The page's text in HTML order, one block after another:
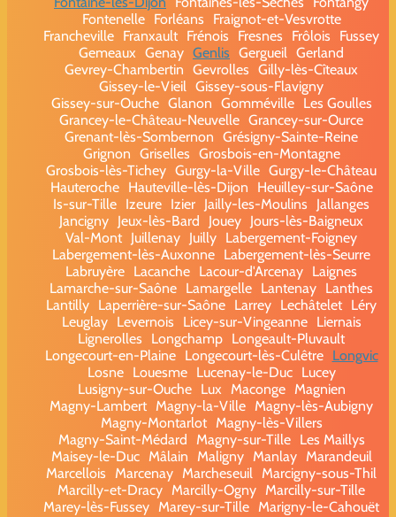
Fontenelle
Forléans
Fraignot-et-Vesvrotte
Francheville Franxault Frénois Fresnes Frôlois
Fussey
Gemeaux Genay Genlis Gergueil Gerland
Gevrey-Chambertin Gevrolles Gilly-lès-Cîteaux
Gissey-le-Vieil Gissey-sous-Flavigny
Gissey-sur-Ouche Glanon Gomméville
Les Goulles
Grancey-le-Château-Neuvelle Grancey-sur-Ource
Grenant-lès-Sombernon Grésigny-Sainte-Reine
Grignon Griselles Grosbois-en-Montagne
Grosbois-lès-Tichey Gurgy-la-Ville Gurgy-le-Château
Hauteroche
Hauteville-lès-Dijon
Heuilley-sur-Saône
Is-sur-Tille Izeure Izier Jailly-les-Moulins
Jallanges
Jancigny Jeux-lès-Bard Jouey Jours-lès-Baigneux
Val-Mont Juillenay Juilly Labergement-Foigney
Labergement-lès-Auxonne Labergement-lès-Seurre
Labruyère Lacanche Lacour-d'Arcenay Laignes
Lamarche-sur-Saône Lamargelle Lantenay Lanthes
Lantilly Laperrière-sur-Saône Larrey Lechâtelet Léry
Leuglay
Levernois Licey-sur-Vingeanne
Liernais
Lignerolles
Longchamp Longeault-Pluvault
Longecourt-en-Plaine
Longecourt-lès-Culêtre
Longvic
Losne
Louesme Lucenay-le-Duc
Lucey
Lusigny-sur-Ouche
Lux Maconge
Magnien
Magny-Lambert Magny-la-Ville Magny-lès-Aubigny
Magny-Montarlot
Magny-lès-Villers
Magny-Saint-Médard
Magny-sur-Tille
Les Maillys
Maisey-le-Duc
Mâlain Maligny Manlay
Marandeuil
Marcellois
Marcenay Marcheseuil
Marcigny-sous-Thil
Marcilly-et-Dracy Marcilly-Ogny Marcilly-sur-Tille
Marey-lès-Fussey Marey-sur-Tille Marigny-le-Cahouët